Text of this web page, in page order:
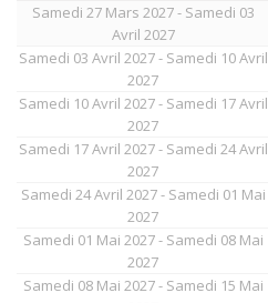
Samedi 27 Mars 2027 - Samedi 03
Avril 2027
Samedi 03 Avril 2027 - Samedi 10 Avril
2027
Samedi 10 Avril 2027 - Samedi 17 Avril
2027
Samedi 17 Avril 2027 - Samedi 24 Avril
2027
Samedi 24 Avril 2027 - Samedi 01 Mai
2027
Samedi 01 Mai 2027 - Samedi 08 Mai
2027
Samedi 08 Mai 2027 - Samedi 15 Mai